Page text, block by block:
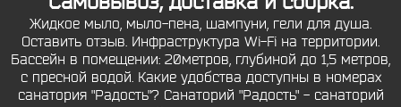
Жидкое мыло, мыло-пена, шампуни, гели для душа.
Оставить отзыв. Инфраструктура Wi-Fi на территории.
Бассейн в помещении: 20метров, глубиной до 1,5 метров,
с пресной водой. Какие удобства доступны в номерах
санатория "Радость"? Санаторий "Радость" - санаторий